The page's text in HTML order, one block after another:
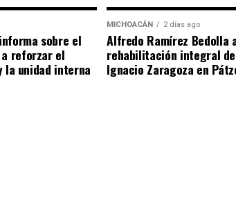
sobre el
reforzar el
unidad interna
MICHOACÁN 2 días ago
Alfredo Ramírez Bedolla
rehabilitación integral
Ignacio Zaragoza en